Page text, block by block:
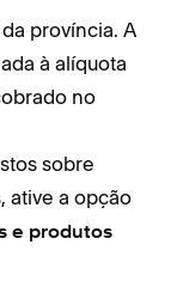
província. A
à alíquota
no
sobre
ative a opção
e produtos